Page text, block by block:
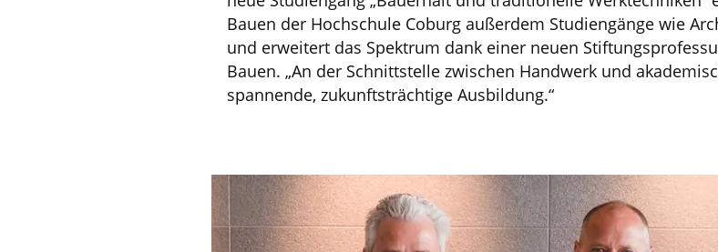
Bauen der Hochschule Coburg außerdem Studiengänge wie
und erweitert das Spektrum dank einer neuen
Bauen. „An der Schnittstelle zwischen Handwerk und
spannende, zukunftsträchtige Ausbildung.“